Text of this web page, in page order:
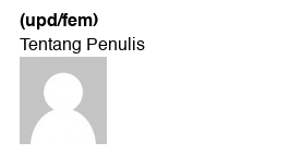
(upd/fem)